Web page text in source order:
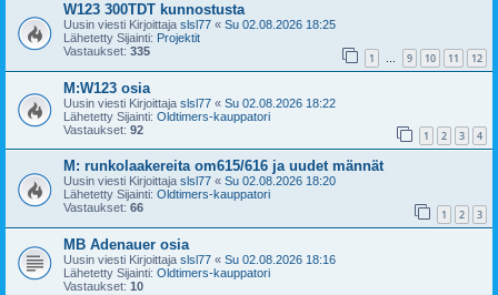
W123 300TDT kunnostusta
Uusin viesti Kirjoittaja slsl77 « Su 02.08.2026 18:25
Lähetetty Sijainti: Projektit
Vastaukset: 335 1 … 9 10 11 12
M:W123 osia
Uusin viesti Kirjoittaja slsl77 « Su 02.08.2026 18:22
Lähetetty Sijainti: Oldtimers-kauppatori
Vastaukset: 92 1 2 3 4
M: runkolaakereita om615/616 ja uudet männät
Uusin viesti Kirjoittaja slsl77 « Su 02.08.2026 18:20
Lähetetty Sijainti: Oldtimers-kauppatori
Vastaukset: 66 1 2 3
MB Adenauer osia
Uusin viesti Kirjoittaja slsl77 « Su 02.08.2026 18:16
Lähetetty Sijainti: Oldtimers-kauppatori
Vastaukset: 10